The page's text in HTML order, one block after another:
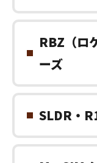
RBZ（ロ
ーズ
SLDR・